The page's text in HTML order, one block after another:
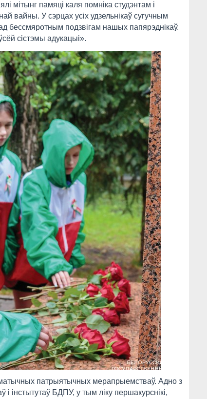
мітынг памяці каля помніка студэнтам і
вайны. У сэрцах усіх удзельнікаў сугучным
бессмяротным подзвігам нашых папярэднікаў.
сістэмы адукацыі».
патрыятычных мерапрыемстваў. Адно з
і інстытутаў БДПУ, у тым ліку першакурснікі,